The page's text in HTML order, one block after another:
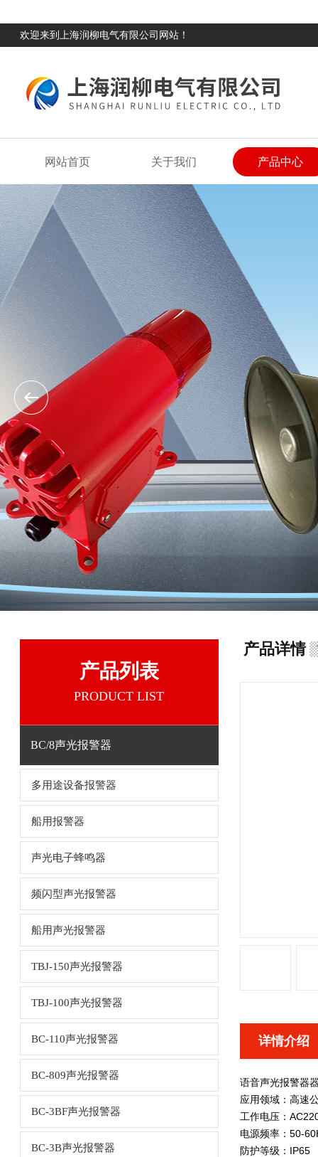
欢迎来到上海润柳电气有限公司网站！
网站首页 关于我们 产品中心
产品列表
PRODUCT LIST
BC/8声光报警器
多用途设备报警器
船用报警器
声光电子蜂鸣器
频闪型声光报警器
船用声光报警器
TBJ-150声光报警器
TBJ-100声光报警器
BC-110声光报警器
BC-809声光报警器
BC-3BF声光报警器
BC-3B声光报警器
产品详情
详情介绍
语音声光报警器
应用领域：高速
工作电压：
电源频率：50-
防护等级：IP65